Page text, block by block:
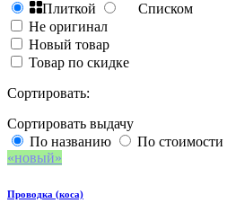
Плиткой
Списком
Не оригинал
Новый товар
Товар по скидке
Сортировать:
Сортировать выдачу
По названию
По стоимости
новый
Проводка (коса)